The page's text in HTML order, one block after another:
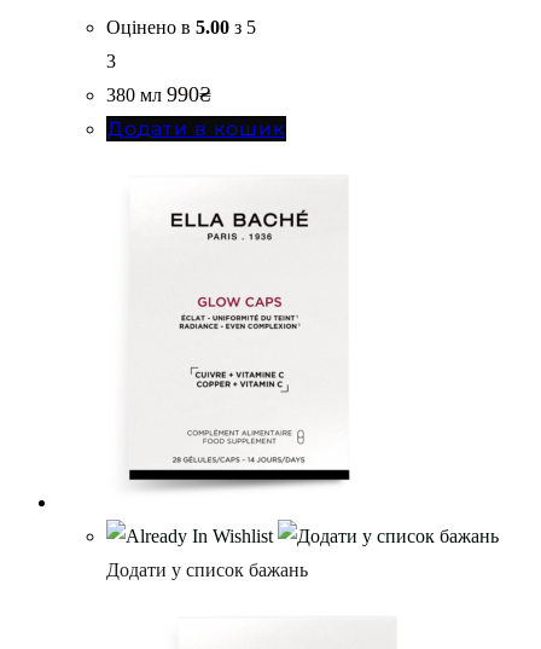
Оцінено в 5.00 з 5
3
380 мл 990₴
Додати в кошик
Додати у список бажань